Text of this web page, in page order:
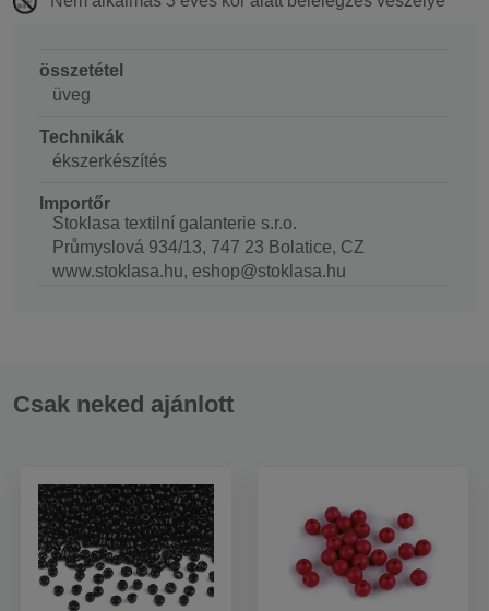
összetétel
üveg
Technikák
ékszerkészítés
Importőr
Stoklasa textilní galanterie s.r.o.
Průmyslová 934/13, 747 23 Bolatice, CZ
www.stoklasa.hu, eshop@stoklasa.hu
Csak neked ajánlott